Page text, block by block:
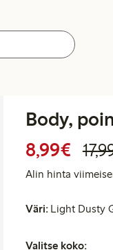
Body,
8,99€
Alin hinta
Väri: Light Dusty
Valitse koko:
Valitse koko: